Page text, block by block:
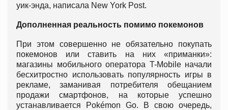
уик-энда, написала New York Post.
Дополненная реальность помимо покемонов
При этом совершенно не обязательно покупать
покемонов или ставить на них «приманки»:
магазины мобильного оператора T-Mobile начали
бесхитростно использовать популярность игры в
рекламе, заманивая потребителя обещанием
продажи смартфонов, на которые успешно
устанавливается Pokémon Go. В свою очередь,